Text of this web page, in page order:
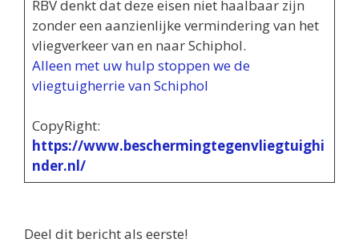
RBV denkt dat deze eisen niet haalbaar zijn
zonder een aanzienlijke vermindering van het
vliegverkeer van en naar Schiphol.
Alleen met uw hulp stoppen we de
vliegtuigherrie van Schiphol
CopyRight:
https://www.beschermingtegenvliegtuighi
nder.nl/
Deel dit bericht als eerste!